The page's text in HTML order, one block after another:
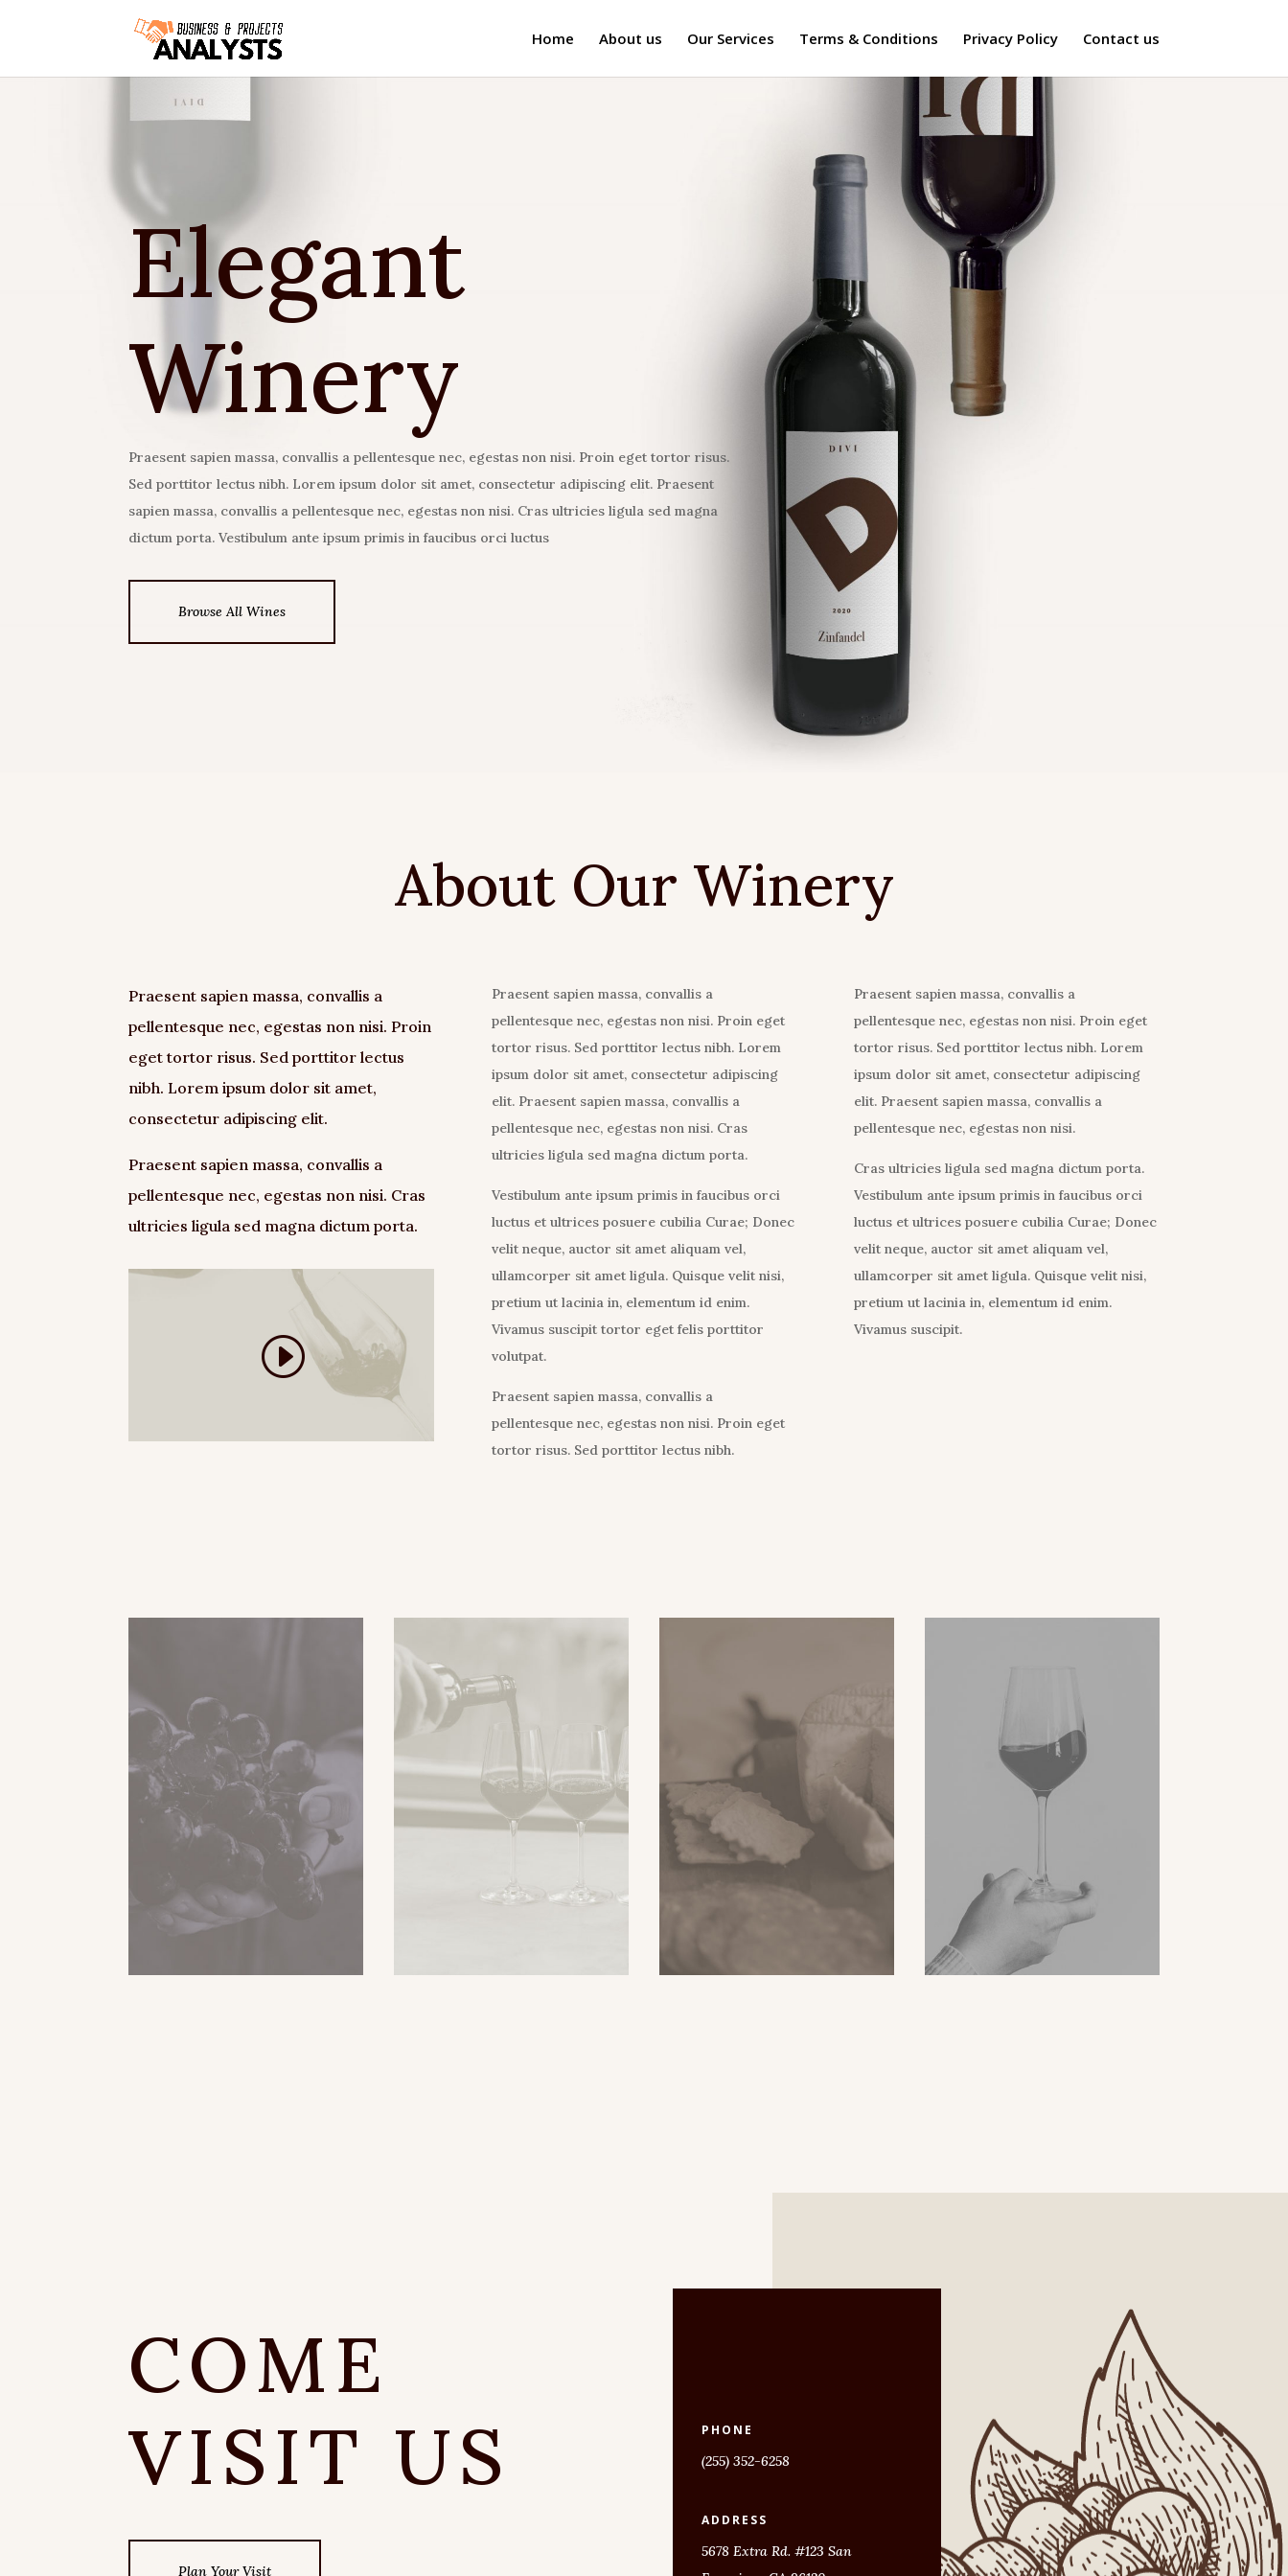
Home About us Our Services Terms & Conditions Privacy Policy Contact us
Elegant
Winery
Praesent sapien massa, convallis a pellentesque nec, egestas non nisi. Proin eget tortor risus.
Sed porttitor lectus nibh. Lorem ipsum dolor sit amet, consectetur adipiscing elit. Praesent
sapien massa, convallis a pellentesque nec, egestas non nisi. Cras ultricies ligula sed magna
dictum porta. Vestibulum ante ipsum primis in faucibus orci luctus
Browse All Wines
About Our Winery
Praesent sapien massa, convallis a
pellentesque nec, egestas non nisi. Proin
eget tortor risus. Sed porttitor lectus
nibh. Lorem ipsum dolor sit amet,
consectetur adipiscing elit.
Praesent sapien massa, convallis a
pellentesque nec, egestas non nisi. Cras
ultricies ligula sed magna dictum porta.
Praesent sapien massa, convallis a
pellentesque nec, egestas non nisi. Proin eget
tortor risus. Sed porttitor lectus nibh. Lorem
ipsum dolor sit amet, consectetur adipiscing
elit. Praesent sapien massa, convallis a
pellentesque nec, egestas non nisi. Cras
ultricies ligula sed magna dictum porta.
Vestibulum ante ipsum primis in faucibus orci
luctus et ultrices posuere cubilia Curae; Donec
velit neque, auctor sit amet aliquam vel,
ullamcorper sit amet ligula. Quisque velit nisi,
pretium ut lacinia in, elementum id enim.
Vivamus suscipit tortor eget felis porttitor
volutpat.
Praesent sapien massa, convallis a
pellentesque nec, egestas non nisi. Proin eget
tortor risus. Sed porttitor lectus nibh.
Praesent sapien massa, convallis a
pellentesque nec, egestas non nisi. Proin eget
tortor risus. Sed porttitor lectus nibh. Lorem
ipsum dolor sit amet, consectetur adipiscing
elit. Praesent sapien massa, convallis a
pellentesque nec, egestas non nisi.
Cras ultricies ligula sed magna dictum porta.
Vestibulum ante ipsum primis in faucibus orci
luctus et ultrices posuere cubilia Curae; Donec
velit neque, auctor sit amet aliquam vel,
ullamcorper sit amet ligula. Quisque velit nisi,
pretium ut lacinia in, elementum id enim.
Vivamus suscipit.
COME
VISIT US
Plan Your Visit
PHONE
(255) 352-6258
ADDRESS
5678 Extra Rd. #123 San